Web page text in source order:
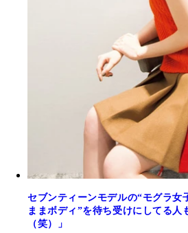
セブンティーンモデルの“モグラ女
ままボディ”を待ち受けにしてる人
（笑）」